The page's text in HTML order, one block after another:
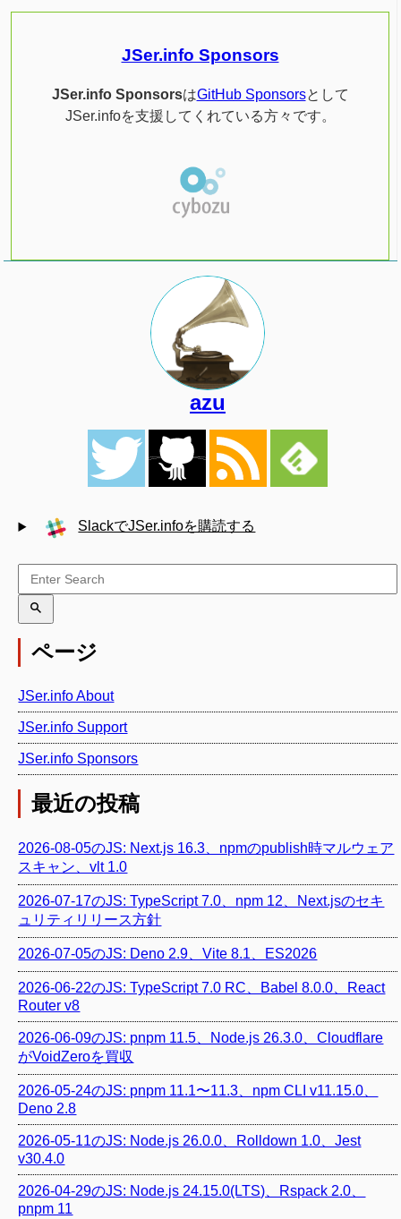
JSer.info Sponsors
JSer.info SponsorsはGitHub Sponsorsとして
JSer.infoを支援してくれている方々です。
azu
SlackでJSer.infoを購読する
ページ
JSer.info About
JSer.info Support
JSer.info Sponsors
最近の投稿
2026-08-05のJS: Next.js 16.3、npmのpublish時マルウェア
スキャン、vlt 1.0
2026-07-17のJS: TypeScript 7.0、npm 12、Next.jsのセキ
ュリティリリース方針
2026-07-05のJS: Deno 2.9、Vite 8.1、ES2026
2026-06-22のJS: TypeScript 7.0 RC、Babel 8.0.0、React
Router v8
2026-06-09のJS: pnpm 11.5、Node.js 26.3.0、Cloudflare
がVoidZeroを買収
2026-05-24のJS: pnpm 11.1〜11.3、npm CLI v11.15.0、
Deno 2.8
2026-05-11のJS: Node.js 26.0.0、Rolldown 1.0、Jest
v30.4.0
2026-04-29のJS: Node.js 24.15.0(LTS)、Rspack 2.0、
pnpm 11